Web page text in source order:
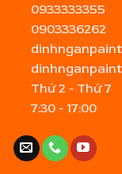
0933333355
0903336262
Thứ 2 - Thứ 7
7:30 - 17:00